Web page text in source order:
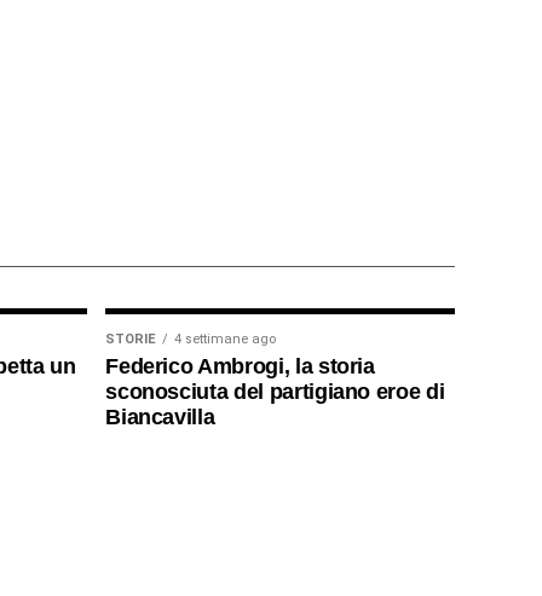
un
STORIE 4 settimane ago
Federico Ambrogi, la storia
sconosciuta del partigiano eroe di
Biancavilla